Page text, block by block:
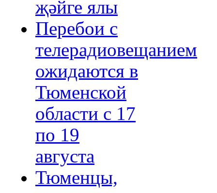
җәйге ялы
Перебои с
телерадиовещанием
ожидаются в
Тюменской
области с 17
по 19
августа
Тюменцы,